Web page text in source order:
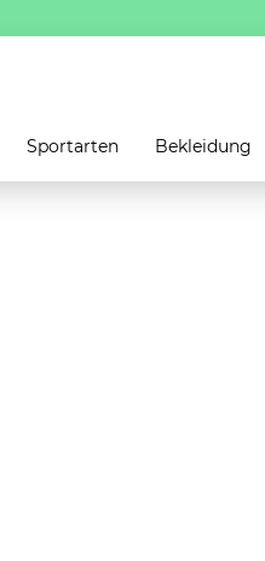
Sportarten Bekleidung